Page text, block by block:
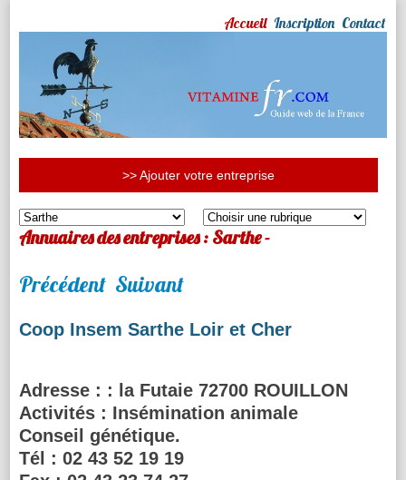
Accueil Inscription Contact
>> Ajouter votre entreprise
Annuaires des entreprises : Sarthe -
Précédent Suivant
Coop Insem Sarthe Loir et Cher
Adresse : : la Futaie 72700 ROUILLON
Activités : Insémination animale
Conseil génétique.
Tél : 02 43 52 19 19